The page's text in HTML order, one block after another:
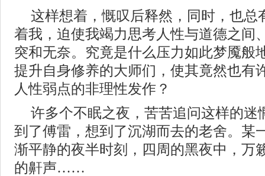
这样想着，慨叹后释然，同时，也总
着我，迫使我竭力思考人性与道德之间
突和无奈。究竟是什么压力如此梦魇般
提升自身修养的大师们，使其竟然也有
人性弱点的非理性发作？
许多个不眠之夜，苦苦追问这样的迷
到了傅雷，想到了沉湖而去的老舍。某
渐平静的夜半时刻，四周的黑夜中，万
的鼾声……